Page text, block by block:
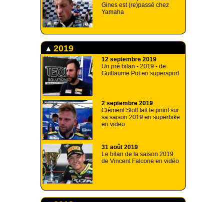
Gines est (re)passé chez
Yamaha
2019
12 septembre 2019
Un pré bilan - 2019 - de
Guillaume Pot en supersport
2 septembre 2019
Clément Stoll fait le point sur
sa saison 2019 en superbike
en video
31 août 2019
Le bilan de la saison 2019
de Vincent Falcone en vidéo